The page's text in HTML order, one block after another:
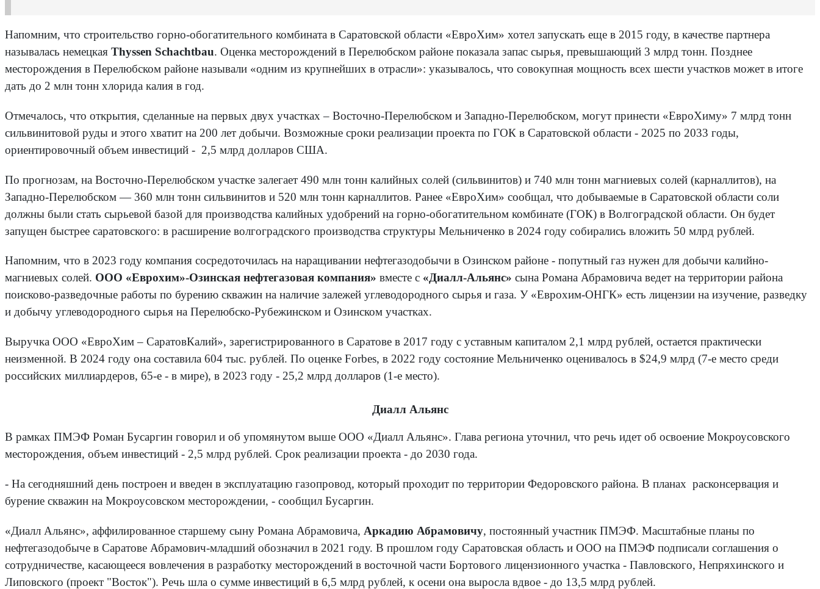
Напомним, что строительство горно-обогатительного комбината в Саратовской области «ЕвроХим» хотел запускать еще в 2015 году, в качестве партнера
называлась немецкая Thyssen Schachtbau. Оценка месторождений в Перелюбском районе показала запас сырья, превышающий 3 млрд тонн. Позднее
месторождения в Перелюбском районе называли «одним из крупнейших в отрасли»: указывалось, что совокупная мощность всех шести участков может в итоге
дать до 2 млн тонн хлорида калия в год.
Отмечалось, что открытия, сделанные на первых двух участках – Восточно-Перелюбском и Западно-Перелюбском, могут принести «ЕвроХиму» 7 млрд тонн
сильвинитовой руды и этого хватит на 200 лет добычи. Возможные сроки реализации проекта по ГОК в Саратовской области - 2025 по 2033 годы,
ориентировочный объем инвестиций - 2,5 млрд долларов США.
По прогнозам, на Восточно-Перелюбском участке залегает 490 млн тонн калийных солей (сильвинитов) и 740 млн тонн магниевых солей (карналлитов), на
Западно-Перелюбском — 360 млн тонн сильвинитов и 520 млн тонн карналлитов. Ранее «ЕвроХим» сообщал, что добываемые в Саратовской области соли
должны были стать сырьевой базой для производства калийных удобрений на горно-обогатительном комбинате (ГОК) в Волгоградской области. Он будет
запущен быстрее саратовского: в расширение волгоградского производства структуры Мельниченко в 2024 году собирались вложить 50 млрд рублей.
Напомним, что в 2023 году компания сосредоточилась на наращивании нефтегазодобычи в Озинском районе - попутный газ нужен для добычи калийно-
магниевых солей. ООО «Еврохим»-Озинская нефтегазовая компания» вместе с «Диалл-Альянс» сына Романа Абрамовича ведет на территории района
поисково-разведочные работы по бурению скважин на наличие залежей углеводородного сырья и газа. У «Еврохим-ОНГК» есть лицензии на изучение, разведку
и добычу углеводородного сырья на Перелюбско-Рубежинском и Озинском участках.
Выручка ООО «ЕвроХим – СаратовКалий», зарегистрированного в Саратове в 2017 году с уставным капиталом 2,1 млрд рублей, остается практически
неизменной. В 2024 году она составила 604 тыс. рублей. По оценке Forbes, в 2022 году состояние Мельниченко оценивалось в $24,9 млрд (7-е место среди
российских миллиардеров, 65-е - в мире), в 2023 году - 25,2 млрд долларов (1-е место).
Диалл Альянс
В рамках ПМЭФ Роман Бусаргин говорил и об упомянутом выше ООО «Диалл Альянс». Глава региона уточнил, что речь идет об освоение Мокроусовского
месторождения, объем инвестиций - 2,5 млрд рублей. Срок реализации проекта - до 2030 года.
- На сегодняшний день построен и введен в эксплуатацию газопровод, который проходит по территории Федоровского района. В планах расконсервация и
бурение скважин на Мокроусовском месторождении, - сообщил Бусаргин.
«Диалл Альянс», аффилированное старшему сыну Романа Абрамовича, Аркадию Абрамовичу, постоянный участник ПМЭФ. Масштабные планы по
нефтегазодобыче в Саратове Абрамович-младший обозначил в 2021 году. В прошлом году Саратовская область и ООО на ПМЭФ подписали соглашения о
сотрудничестве, касающееся вовлечения в разработку месторождений в восточной части Бортового лицензионного участка - Павловского, Непряхинского и
Липовского (проект "Восток"). Речь шла о сумме инвестиций в 6,5 млрд рублей, к осени она выросла вдвое - до 13,5 млрд рублей.